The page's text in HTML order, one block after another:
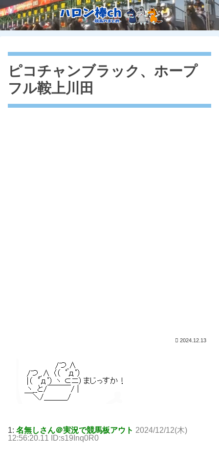
ピコチャンブラック、ホープ
フル鞍上川田
2024.12.13
1: 名無しさん＠実況で競馬板アウト 2024/12/12(木)
12:56:20.11 ID:s19Inq0R0